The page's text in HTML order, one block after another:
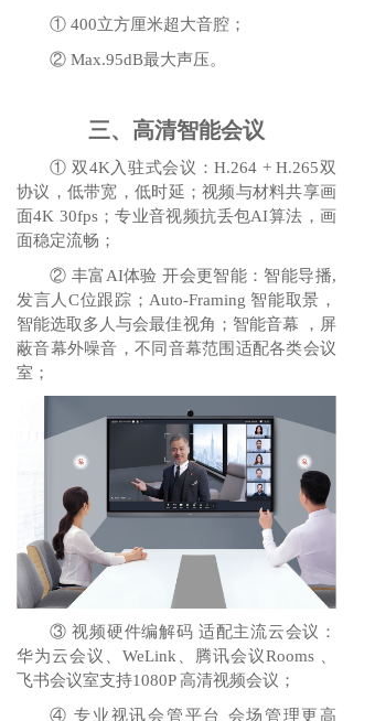
① 400立方厘米超大音腔；
② Max.95dB最大声压。
三、高清智能会议
① 双4K入驻式会议：H.264 + H.265双
协议，低带宽，低时延；视频与材料共享画
面4K 30fps；专业音视频抗丢包AI算法，画
面稳定流畅；
② 丰富AI体验 开会更智能：智能导播,
发言人C位跟踪；Auto-Framing 智能取景，
智能选取多人与会最佳视角；智能音幕 ，屏
蔽音幕外噪音，不同音幕范围适配各类会议
室；
③ 视频硬件编解码 适配主流云会议：
华为云会议、WeLink、腾讯会议Rooms 、
飞书会议室支持1080P 高清视频会议；
④ 专业视讯会管平台 会场管理更高